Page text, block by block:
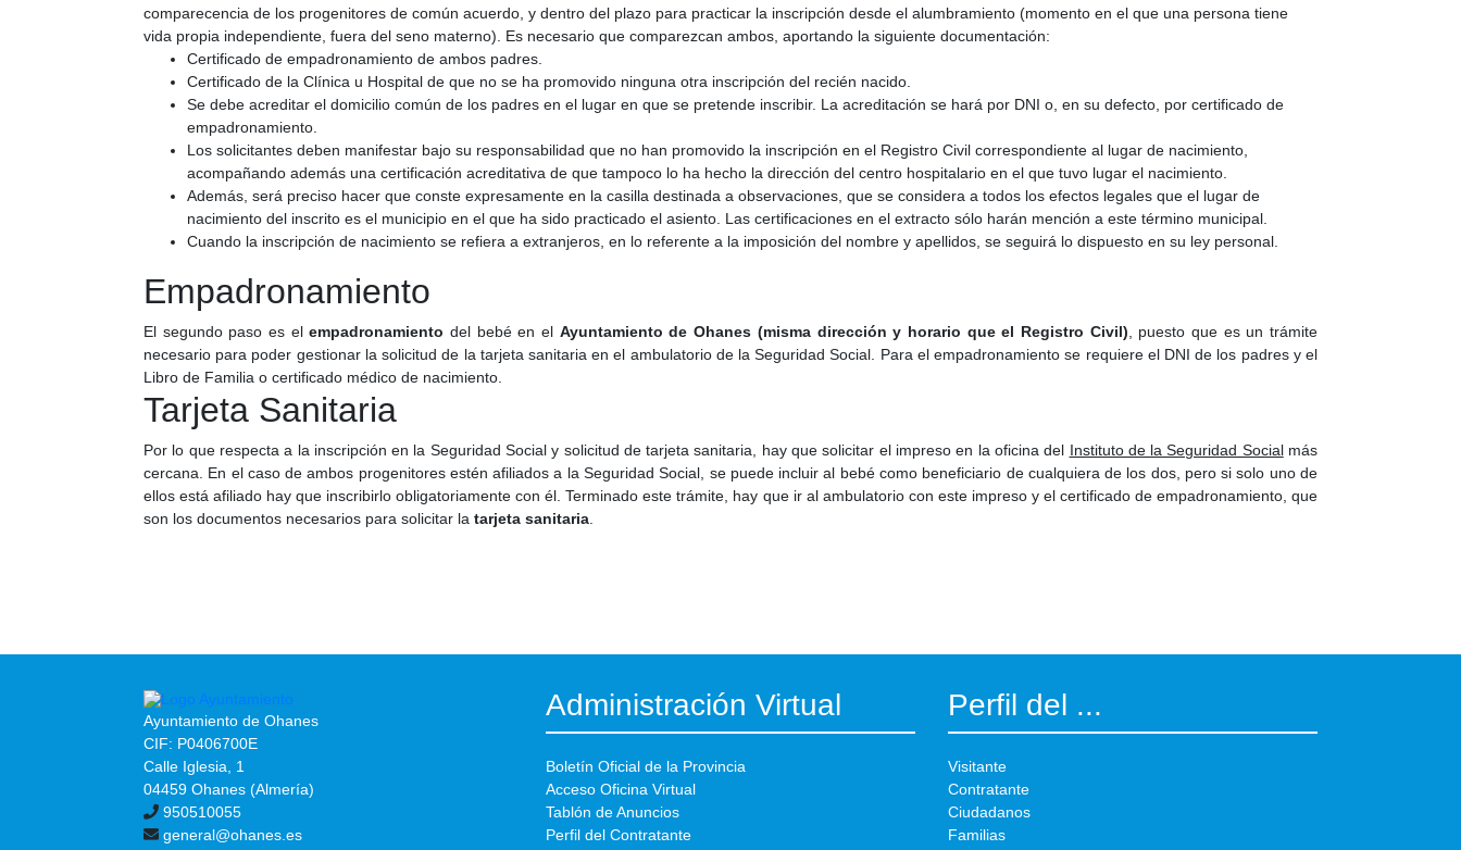
comparecencia de los progenitores de común acuerdo, y dentro del plazo para practicar la inscripción desde el alumbramiento (momento en el que una persona tiene
vida propia independiente, fuera del seno materno). Es necesario que comparezcan ambos, aportando la siguiente documentación:
Certificado de empadronamiento de ambos padres.
Certificado de la Clínica u Hospital de que no se ha promovido ninguna otra inscripción del recién nacido.
Se debe acreditar el domicilio común de los padres en el lugar en que se pretende inscribir. La acreditación se hará por DNI o, en su defecto, por certificado de
empadronamiento.
Los solicitantes deben manifestar bajo su responsabilidad que no han promovido la inscripción en el Registro Civil correspondiente al lugar de nacimiento,
acompañando además una certificación acreditativa de que tampoco lo ha hecho la dirección del centro hospitalario en el que tuvo lugar el nacimiento.
Además, será preciso hacer que conste expresamente en la casilla destinada a observaciones, que se considera a todos los efectos legales que el lugar de
nacimiento del inscrito es el municipio en el que ha sido practicado el asiento. Las certificaciones en el extracto sólo harán mención a este término municipal.
Cuando la inscripción de nacimiento se refiera a extranjeros, en lo referente a la imposición del nombre y apellidos, se seguirá lo dispuesto en su ley personal.
Empadronamiento
El segundo paso es elempadronamiento del bebé en el Ayuntamiento de Ohanes (misma dirección y horario que el Registro Civil) , puesto que es un trámite
necesario para poder gestionar la solicitud de la tarjeta sanitaria en el ambulatorio de la Seguridad Social. Para el empadronamiento se requiere el DNI de los padres y el
Libro de Familia o certificado médico de nacimiento.
Tarjeta Sanitaria
Por lo que respecta a la inscripción en la Seguridad Social y solicitud de tarjeta sanitaria, hay que solicitar el impreso en la oficina del Instituto de la Seguridad Socialmás
cercana. En el caso de ambos progenitores estén afiliados a la Seguridad Social, se puede incluir al bebé como beneficiario de cualquiera de los dos, pero si solo uno de
ellos está afiliado hay que inscribirlo obligatoriamente con él. Terminado este trámite, hay que ir al ambulatorio con este impreso y el certificado de empadronamiento, que
son los documentos necesarios para solicitar la tarjeta sanitaria
Ayuntamiento de Ohanes
CIF: P0406700E
Calle Iglesia, 1
04459 Ohanes (Almería)
950510055
general@ohanes.es
Administración Virtual
Boletín Oficial de la Provincia
Acceso Oficina Virtual
Tablón de Anuncios
Perfil del Contratante
Perfil del ...
Visitante
Contratante
Ciudadanos
Familias